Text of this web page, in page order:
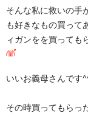
そんな私に救いの手
も好きなもの買って
ィガンをを買っても
いいお義母さんです
その時買ってもらっ